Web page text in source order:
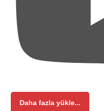
Daha fazla yükle...